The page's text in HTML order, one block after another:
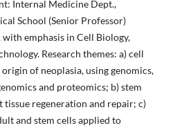
Internal Medicine Dept.,
School (Senior Professor)
emphasis in Cell Biology,
Research themes: a) cell
of neoplasia, using genomics,
and proteomics; b) stem
regeneration and repair; c)
and stem cells applied to